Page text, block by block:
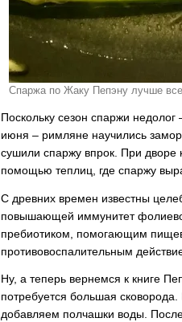
Спаржа по Жаку Пепэну лучше
Поскольку сезон спаржи
июня – римляне научились
сушили спаржу впрок. При
помощью теплиц, где спаржу
С древних времен известны
повышающей иммунитет
пребиотиком, помогающим
противовоспалительным
Ну, а теперь вернемся к книге
потребуется большая
добавляем полчашки воды. После